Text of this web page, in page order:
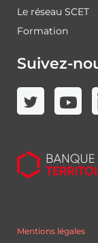
Le réseau SCET
Formation
Suivez-
Mentions légales